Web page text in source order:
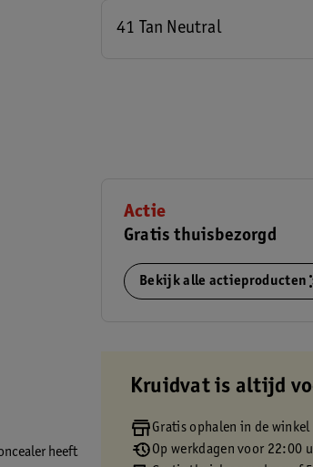
heeft
41 Tan Neutral
Actie
Gratis thuisbezorgd
Bekijk alle actieproducten
Kruidvat is altijd
Gratis ophalen in de winkel
Op werkdagen voor 22:00